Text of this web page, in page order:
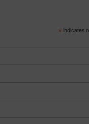
* indicates